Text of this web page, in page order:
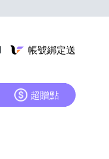
帳號綁定送
超贈點